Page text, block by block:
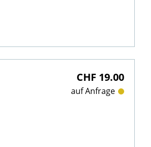
CHF 19.00
auf Anfrage